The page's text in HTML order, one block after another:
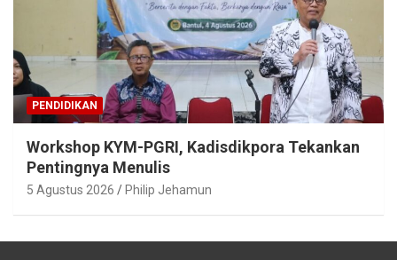
PENDIDIKAN
Workshop KYM-PGRI, Kadisdikpora Tekankan
Pentingnya Menulis
5 Agustus 2026 Philip Jehamun